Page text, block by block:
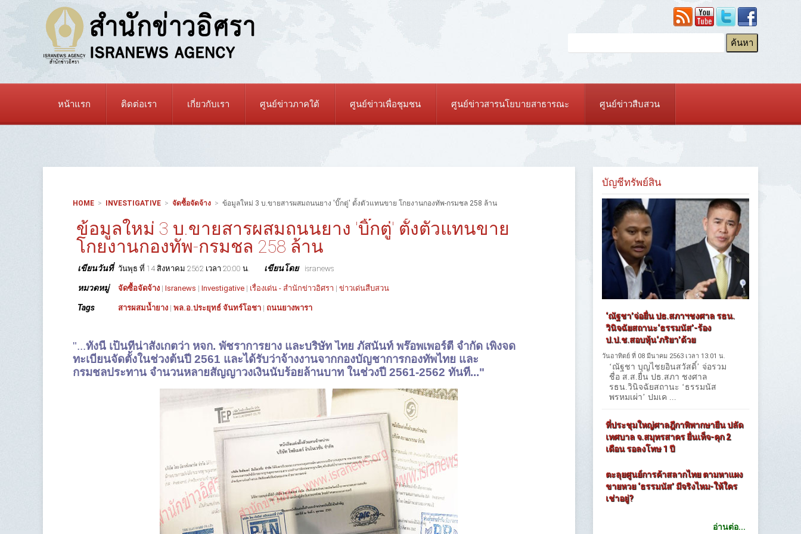
หน้าแรก ติดต่อเรา เกี่ยวกับเรา ศูนย์ข่าวภาคใต้ ศูนย์ข่าวเพื่อชุมชน ศูนย์ข่าวสารนโยบายสาธารณะ ศูนย์ข่าวสืบสวน
HOME INVESTIGATIVE จัดซื้อจัดจ้าง ข้อมูลใหม่ 3 บ.ขายสารผสมถนนยาง 'บิ๊กตู่' ตั้งตัวแทนขาย โกยงานกองทัพ-กรมชล 258 ล้าน
ข้อมูลใหม่ 3 บ.ขายสารผสมถนนยาง 'บิ๊กตู่' ตั้งตัวแทนขาย
โกยงานกองทัพ-กรมชล 258 ล้าน
เขียนวันที่ วันพุธ ที่ 14 สิงหาคม 2562 เวลา 20:00 น. เขียนโดย isranews
หมวดหมู่ จัดซื้อจัดจ้าง | Isranews | Investigative | เรื่องเด่น - สำนักข่าวอิศรา | ข่าวเด่นสืบสวน
Tags สารผสมน้ำยาง | พล.อ.ประยุทธ์ จันทร์โอชา | ถนนยางพารา
"...ทั้งนี้ เป็นที่น่าสังเกตว่า หจก. พัชราการยาง และบริษัท ไทย ภัสนันท์ พร๊อพเพอร์ตี้ จำกัด เพิ่งจด
ทะเบียนจัดตั้งในช่วงต้นปี 2561 และได้รับว่าจ้างงานจากกองบัญชาการกองทัพไทย และ
กรมชลประทาน จำนวนหลายสัญญาวงเงินนับร้อยล้านบาท ในช่วงปี 2561-2562 ทันที..."
บัญชีทรัพย์สิน
‘ณัฐชา’จ่อยื่น ปธ.สภาฯชงศาล รธน.
วินิจฉัยสถานะ‘ธรรมนัส’-ร้อง
ป.ป.ช.สอบหุ้น‘ภริยา’ด้วย
วันอาทิตย์ ที่ 08 มีนาคม 2563 เวลา 13:01 น.
‘ณัฐชา บุญไชยอินสวัสดิ์’ จ่อรวม
ชื่อ ส.ส.ยื่น ปธ.สภา ชงศาล
รธน.วินิจฉัยสถานะ ‘ธรรมนัส
พรหมเผ่า’ ปมเค ...
ที่ประชุมใหญ่ศาลฎีกาพิพากษายืน ปลัด
เทศบาล จ.สมุทรสาคร ยื่นเท็จ-คุก 2
เดือน รอลงโทษ 1 ปี
ตะลุยศูนย์การค้าสลากไทย ตามหาแผง
ขายหวย ‘ธรรมนัส’ มีจริงไหม-ให้ใคร
เช่าอยู่?
อ่านต่อ...